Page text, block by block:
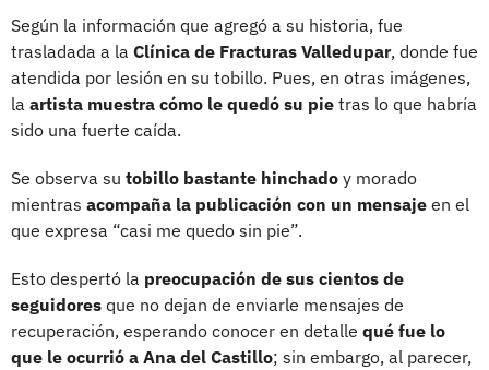
Según la información que agregó a su historia, fue
trasladada a la Clínica de Fracturas Valledupar, donde fue
atendida por lesión en su tobillo. Pues, en otras imágenes,
la artista muestra cómo le quedó su pie tras lo que habría
sido una fuerte caída.
Se observa su tobillo bastante hinchado y morado
mientras acompaña la publicación con un mensaje en el
que expresa “casi me quedo sin pie”.
Esto despertó la preocupación de sus cientos de
seguidores que no dejan de enviarle mensajes de
recuperación, esperando conocer en detalle qué fue lo
que le ocurrió a Ana del Castillo; sin embargo, al parecer,